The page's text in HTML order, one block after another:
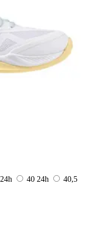
24h 40 24h
40,5